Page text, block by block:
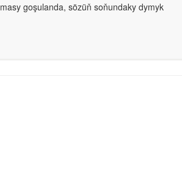
goşulanda, sözüň soňundaky dymyk